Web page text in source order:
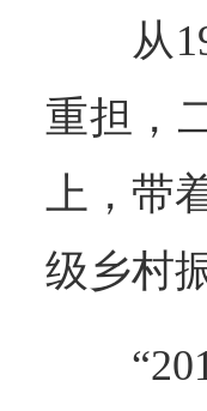
从
重担，
上，带
级乡村